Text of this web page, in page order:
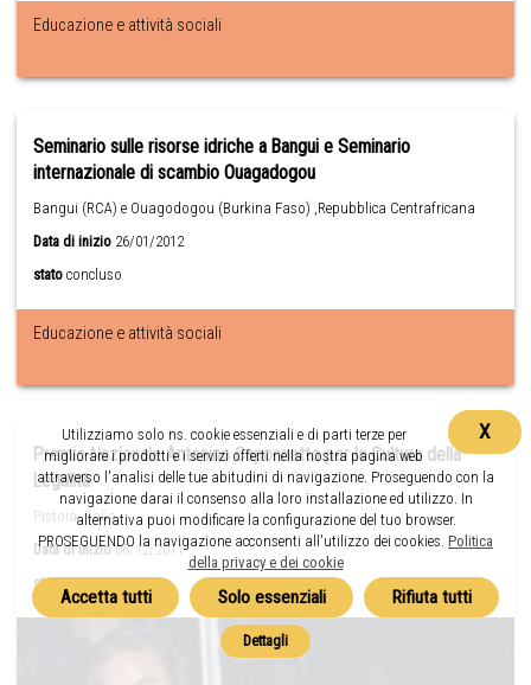
Educazione e attività sociali
Seminario sulle risorse idriche a Bangui e Seminario
internazionale di scambio Ouagadogou
Bangui (RCA) e Ouagodogou (Burkina Faso) ,Repubblica Centrafricana
Data di inizio 26/01/2012
stato concluso
Educazione e attività sociali
Premio Nazionale Antonino Caponnetto per la Cultura della
Legalità
Pistoia ,Italia
Data di inizio06/12/2011
stato in corso
X
Utilizziamo solo ns. cookie essenziali e di parti terze per
migliorare i prodotti e i servizi offerti nella nostra pagina web
attraverso l'analisi delle tue abitudini di navigazione. Proseguendo con la
navigazione darai il consenso alla loro installazione ed utilizzo. In
alternativa puoi modificare la configurazione del tuo browser.
PROSEGUENDO la navigazione acconsenti all'utilizzo dei cookies. Politica
della privacy e dei cookie